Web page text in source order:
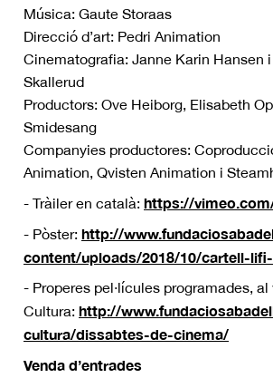
Música: Gaute Storaas
Direcció d’art: Pedri Animation
Cinematografia: Janne Karin Hansen
Skallerud
Productors: Ove Heiborg, Elisabeth
Smidesang
Companyies productores:
Animation, Qvisten Animation i
- Tràiler en català: https://
- Pòster: http://
content/uploads/2018/10/cartell-
- Properes pel·lícules programades, al
Cultura: http://
cultura/dissabtes-de-cinema/
Venda d’entrades